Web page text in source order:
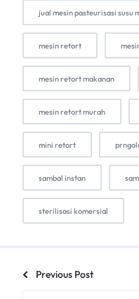
jual mesin pasteurisasi susu
mesin retort
mesin retort makanan
mesin retort murah
mini retort
sambal instan
sterilisasi komersial
Previous Post